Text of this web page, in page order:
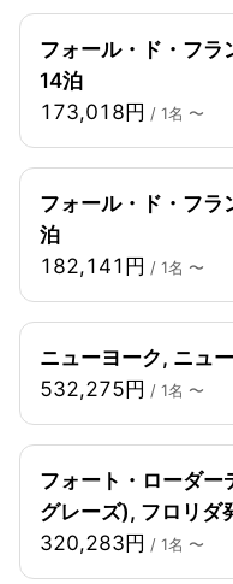
フォール・ド・フラ
14泊
173,018円 / 1名 〜
フォール・ド・フラ
泊
182,141円 / 1名 〜
ニューヨーク, ニュ
532,275円 / 1名 〜
フォート・ローダー
グレーズ), フロリダ
320,283円 / 1名 〜